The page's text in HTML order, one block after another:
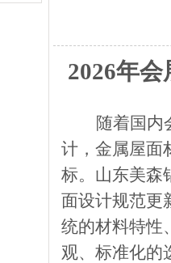
2026年
随着国内
计，金属屋面
标。山东美森
面设计规范更
统的材料特性
观、标准化的